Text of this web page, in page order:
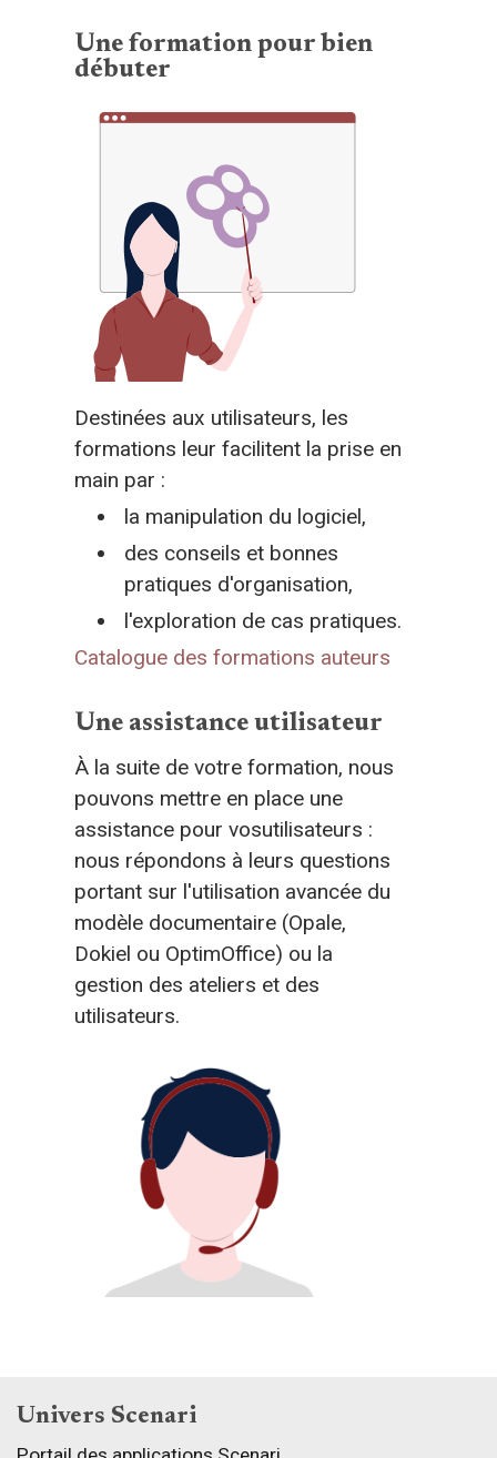
Une formation pour bien
débuter
Destinées aux utilisateurs, les
formations leur facilitent la prise en
main par :
la manipulation du logiciel,
des conseils et bonnes
pratiques d'organisation,
l'exploration de cas pratiques.
Catalogue des formations auteurs
Une assistance utilisateur
À la suite de votre formation, nous
pouvons mettre en place une
assistance pour vosutilisateurs :
nous répondons à leurs questions
portant sur l'utilisation avancée du
modèle documentaire (Opale,
Dokiel ou OptimOffice) ou la
gestion des ateliers et des
utilisateurs.
Univers Scenari